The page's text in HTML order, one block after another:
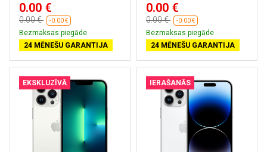
0.00 €
0.00 € -0.00 €
Bezmaksas piegāde
24 MĒNEŠU GARANTIJA
0.00 €
0.00 € -0.00 €
Bezmaksas piegāde
24 MĒNEŠU GARANTIJA
EKSKLUZĪVĀ IERAŠANĀS